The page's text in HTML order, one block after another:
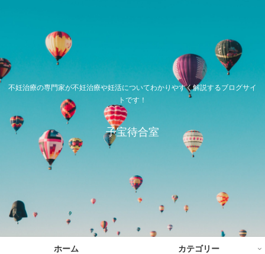
不妊治療の専門家が不妊治療や妊活についてわかりやすく解説するブログサイ
トです！
子宝待合室
ホーム カテゴリー